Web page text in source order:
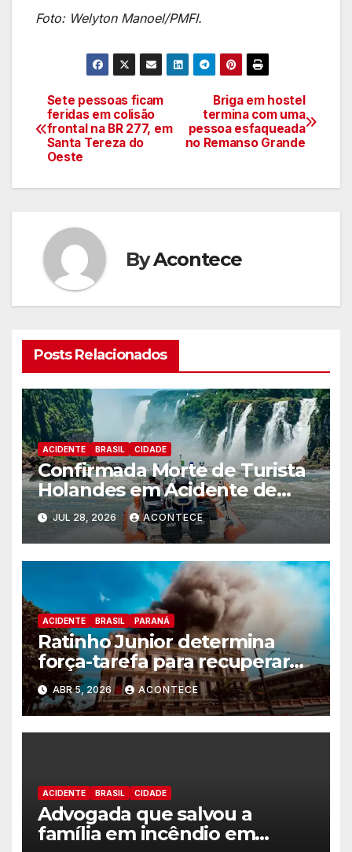
Foto: Welyton Manoel/PMFI.
Navegação
de
Briga em hostel
termina com uma
pessoa esfaqueada
no Remanso Grande
Sete pessoas ficam
feridas em colisão
frontal na BR 277, em
Santa Tereza do
Oeste
ByAcontece
Posts Relacionados
ACIDENTE BRASIL CIDADE
Confirmada Morte de Turista
Holandes em Acidente de
Barco nas Cataratas
JUL 28, 2026 ACONTECE
ACIDENTE BRASIL PARANÁ
Ratinho Junior determina
força-tarefa para recuperar
prédio do Instituto de
Educação de Paranaguá
ABR 5, 2026 ACONTECE
ACIDENTE BRASIL CIDADE
Advogada que salvou a
família em incêndio em